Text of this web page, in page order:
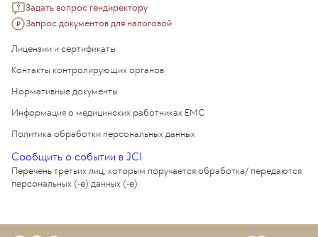
Задать вопрос гендиректору
Запрос документов для налоговой
Лицензии и сертификаты
Контакты контролирующих органов
Нормативные документы
Информация о медицинских работниках EMC
Политика обработки персональных данных
Сообщить о событии в JCI
Перечень третьих лиц, которым поручается обработка/ передаются
персональных (-е) данных (-е)